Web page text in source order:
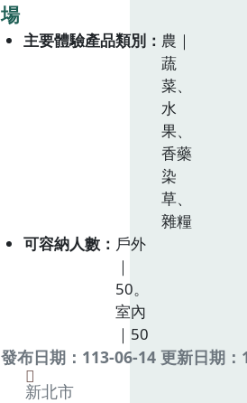
場
主要體驗產品類別
農｜
蔬
菜、
水
果、
香藥
染
草、
雜糧
可容納人數
戶外
｜
50。
室內
｜50
發布日期：113-06-14 更新日期
新北市